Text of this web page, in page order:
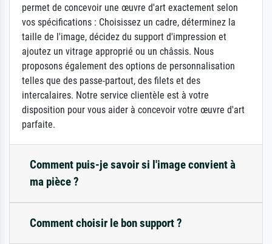
permet de concevoir une œuvre d'art exactement selon
vos spécifications : Choisissez un cadre, déterminez la
taille de l'image, décidez du support d'impression et
ajoutez un vitrage approprié ou un châssis. Nous
proposons également des options de personnalisation
telles que des passe-partout, des filets et des
intercalaires. Notre service clientèle est à votre
disposition pour vous aider à concevoir votre œuvre d'art
parfaite.
Comment puis-je savoir si l'image convient à
ma pièce ?
Comment choisir le bon support ?